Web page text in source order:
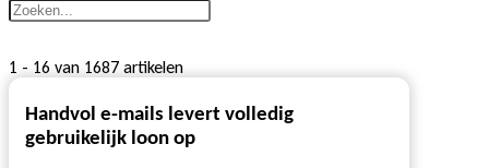
1 - 16 van 1687 artikelen
Handvol e-mails levert volledig
gebruikelijk loon op